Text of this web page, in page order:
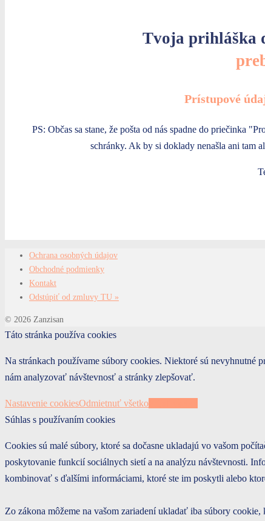
Tvoja prihláška
Prístupové
PS: Občas sa stane, že pošta od nás spadne do priečinka
schránky. Ak by si doklady nenašla ani tam
Ochrana osobných údajov
Obchodné podmienky
Kontakt
Odstúpiť od zmluvy TU »
© 2026 Zanzisan
Táto stránka používa cookies
Na stránkach používame súbory cookies. Niektoré sú nevyhnutné
nám analyzovať návštevnosť a stránky zlepšovať.
Nastavenie cookiesOdmietnuť všetko
Súhlas s používaním cookies
Cookies sú malé súbory, ktoré sa dočasne ukladajú vo vašom
poskytovanie funkcií sociálnych sietí a na analýzu návštevnosti.
kombinovať s ďalšími informáciami, ktoré ste im poskytli alebo
Zo zákona môžeme na vašom zariadení ukladať iba súbory